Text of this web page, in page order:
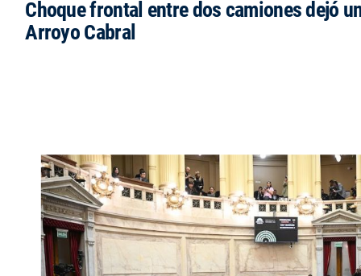
Choque frontal entre dos camiones dejó
Arroyo Cabral